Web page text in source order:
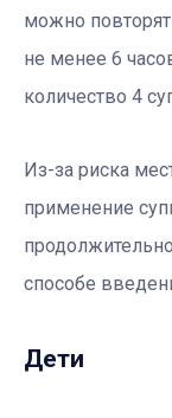
можно
не менее 6
количество 4
Из-за риска
применение
способе
Дети